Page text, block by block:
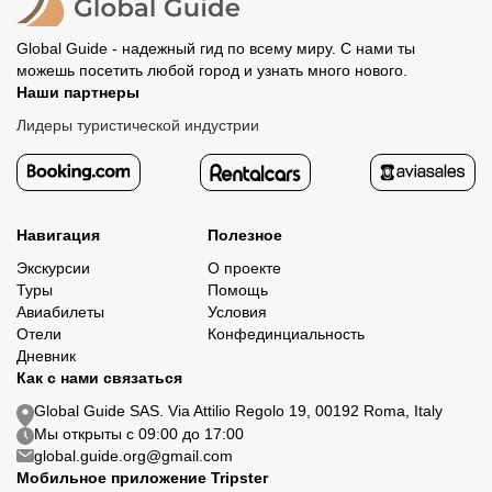
Global Guide - надежный гид по всему миру. С нами ты
можешь посетить любой город и узнать много нового.
Наши партнеры
Лидеры туристической индустрии
Навигация
Экскурсии
Туры
Авиабилеты
Отели
Дневник
Полезное
О проекте
Помощь
Условия
Конфединциальность
Как с нами связаться
Global Guide SAS. Via Attilio Regolo 19, 00192 Roma, Italy
Мы открыты с 09:00 до 17:00
global.guide.org@gmail.com
Мобильное приложение Tripster